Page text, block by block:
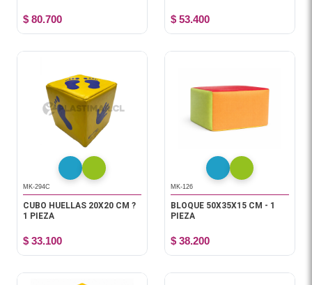
$ 80.700 $ 53.400
MK-294C
CUBO HUELLAS 20X20 CM ?
1 PIEZA
$ 33.100
MK-126
BLOQUE 50X35X15 CM - 1
PIEZA
$ 38.200